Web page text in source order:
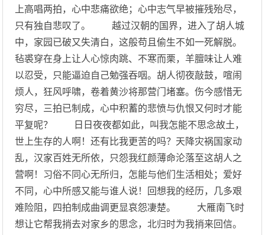
上高唱两拍，心中悲痛欲绝；心中志气早被摧残殆尽，
只有独自悲叹了。 越过汉朝的国界，进入了胡人城
中，家园已破又失清白，这般苟且偷生不如一死解脱。
毡裘穿在身上让人心惊肉跳、不寒而栗，羊膻味让人难
以忍受，只能逼迫自己勉强吞咽。胡人彻夜敲鼓，喧闹
烦人，狂风呼啸，卷着黄沙将那营门堵塞。伤今感惜无
穷尽，三拍已制成，心中积蓄的悲愤与仇恨又何时才能
平复呢？ 日日夜夜都如此，叫我怎能不思念故土，
世上生存的人啊！还有比我更苦的吗？天降灾祸国家动
乱，汉家百姓无所依，只怨我红颜薄命沦落至这胡人之
营啊！习俗不同心无所归，怎能与他们生活相处；爱好
不同，心中所感又能与谁人说！回想我的经历，几多艰
难险阻，四拍制成曲调更显哀怨凄楚。 大雁南飞时
想让它帮我捎去对家乡的思念，北归时为我捎来回信。